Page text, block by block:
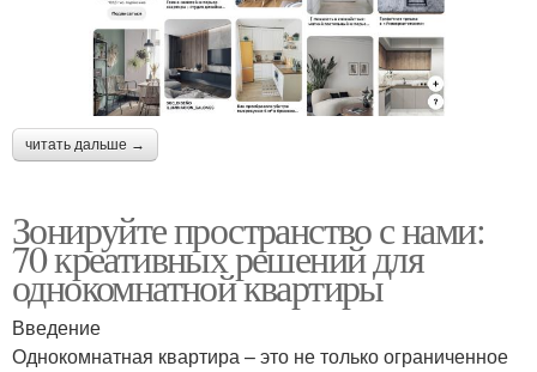
читать дальше →
Зонируйте пространство с нами:
70 креативных решений для
однокомнатной квартиры
Введение
Однокомнатная квартира – это не только ограниченное